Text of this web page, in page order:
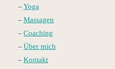
Yoga
Massagen
Coaching
Über mich
Kontakt